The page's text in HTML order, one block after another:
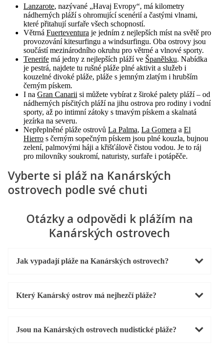
Lanzarote, nazývané „Havaj Evropy“, má kilometry
nádherných pláží s ohromující scenérií a častými vlnami,
které přitahují surfaře všech schopností.
Větrná Fuerteventura je jedním z nejlepších míst na světě pro
provozování kitesurfingu a windsurfingu. Oba ostrovy jsou
součástí mezinárodního okruhu pro větrné a vlnové sporty.
Tenerife má jedny z nejlepších pláží ve Španělsku. Nabídka
je pestrá, najdete tu rušné pláže plné aktivit a služeb i
kouzelné divoké pláže, pláže s jemným zlatým i hrubším
černým pískem.
I na Gran Canarii si můžete vybírat z široké palety pláží – od
nádherných písčitých pláží na jihu ostrova pro rodiny i vodní
sporty, až po intimní zátoky s tmavým pískem a skalnatá
jezírka na severu.
Nepřeplněné pláže ostrovů La Palma, La Gomera a El
Hierro s černým sopečným pískem jsou plné kouzla, bujnou
zelení, palmovými háji a křišťálově čistou vodou. Je to ráj
pro milovníky soukromí, naturisty, surfaře i potápěče.
Vyberte si pláž na Kanárských
ostrovech podle své chuti
Otázky a odpovědi k plážím na
Kanárských ostrovech
Jak vypadají pláže na Kanárských ostrovech?
Který Kanárský ostrov má nejhezčí pláže?
Jsou na Kanárských ostrovech nudistické pláže?